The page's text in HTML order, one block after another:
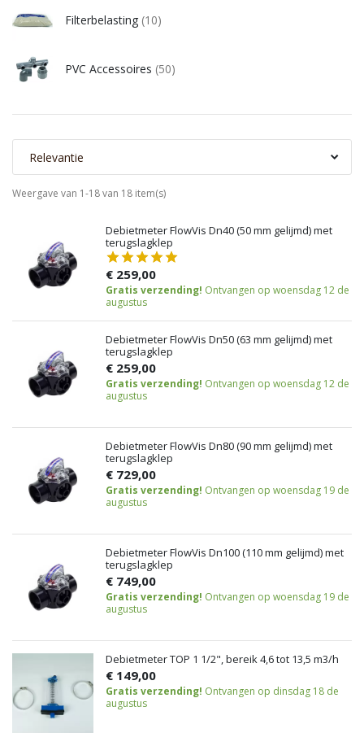
Filterbelasting (10)
PVC Accessoires (50)
Relevantie
Weergave van 1-18 van 18 item(s)
Debietmeter FlowVis Dn40 (50 mm gelijmd) met
terugslagklep
€ 259,00
Gratis verzending! Ontvangen op woensdag 12 de
augustus
Debietmeter FlowVis Dn50 (63 mm gelijmd) met
terugslagklep
€ 259,00
Gratis verzending! Ontvangen op woensdag 12 de
augustus
Debietmeter FlowVis Dn80 (90 mm gelijmd) met
terugslagklep
€ 729,00
Gratis verzending! Ontvangen op woensdag 19 de
augustus
Debietmeter FlowVis Dn100 (110 mm gelijmd) met
terugslagklep
€ 749,00
Gratis verzending! Ontvangen op woensdag 19 de
augustus
Debietmeter TOP 1 1/2", bereik 4,6 tot 13,5 m3/h
€ 149,00
Gratis verzending! Ontvangen op dinsdag 18 de
augustus